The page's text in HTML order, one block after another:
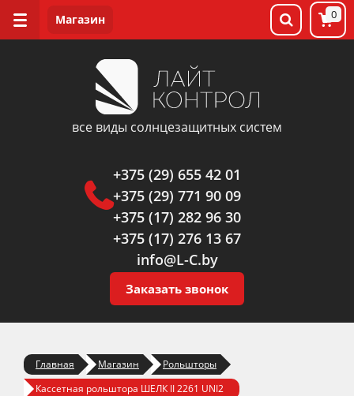
все виды солнцезащитных систем
+375 (29) 655 42 01
+375 (29) 771 90 09
+375 (17) 282 96 30
+375 (17) 276 13 67
info@L-C.by
Заказать звонок
0
Главная Магазин
Рольшторы
Кассетная рольштора ШЕЛК II 2261 UNI2